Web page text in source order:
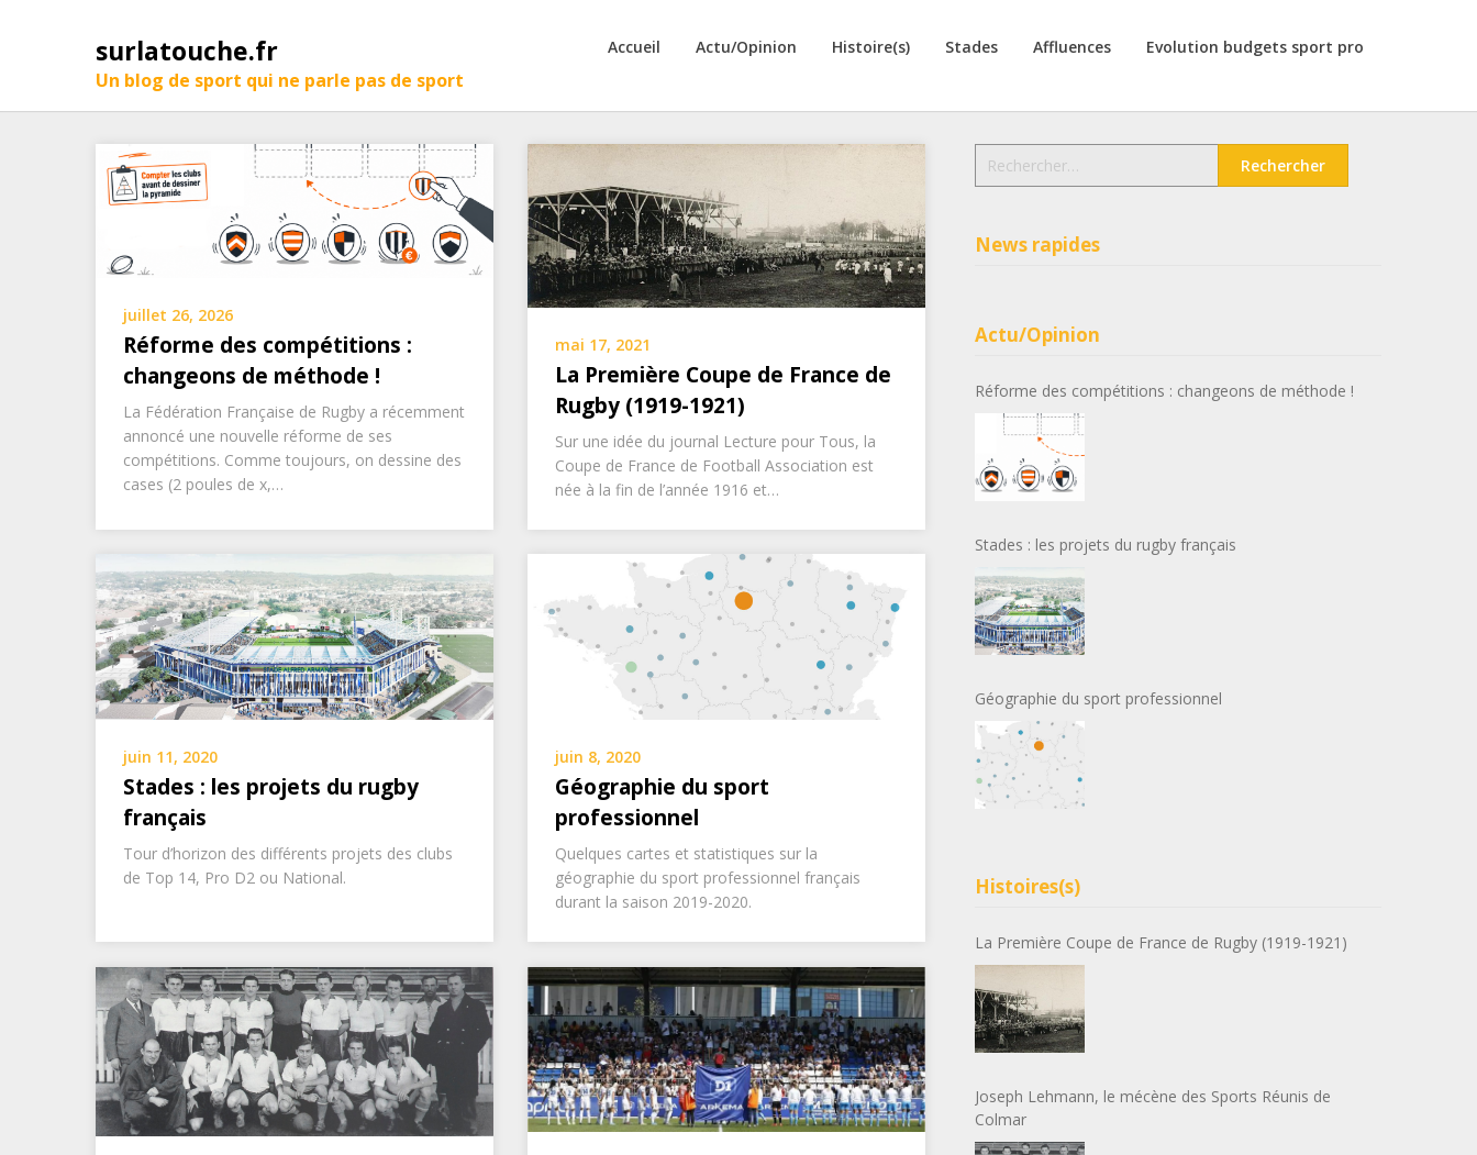
surlatouche.fr
Un blog de sport qui ne parle pas de sport
Accueil Actu/Opinion Histoire(s) Stades Affluences Evolution budgets sport pro
juillet 26, 2026
Réforme des compétitions :
changeons de méthode !
La Fédération Française de Rugby a récemment
annoncé une nouvelle réforme de ses
compétitions. Comme toujours, on dessine des
cases (2 poules de x,…
mai 17, 2021
La Première Coupe de France de
Rugby (1919-1921)
Sur une idée du journal Lecture pour Tous, la
Coupe de France de Football Association est
née à la fin de l’année 1916 et…
juin 11, 2020
Stades : les projets du rugby
français
Tour d’horizon des différents projets des clubs
de Top 14, Pro D2 ou National.
juin 8, 2020
Géographie du sport
professionnel
Quelques cartes et statistiques sur la
géographie du sport professionnel français
durant la saison 2019-2020.
Rechercher :
News rapides
Actu/Opinion
Réforme des compétitions : changeons de méthode !
Stades : les projets du rugby français
Géographie du sport professionnel
Histoires(s)
La Première Coupe de France de Rugby (1919-1921)
Joseph Lehmann, le mécène des Sports Réunis de
Colmar